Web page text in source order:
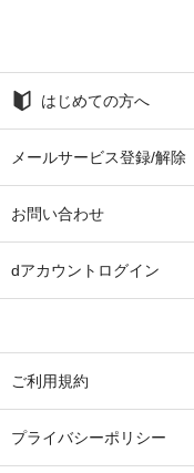
はじめての方へ
メールサービス登録/解除
お問い合わせ
dアカウントログイン
ご利用規約
プライバシーポリシー